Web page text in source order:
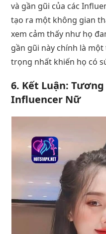
và gần gũi của các
tạo ra một không gian
xem cảm thấy như họ
gần gũi này chính là
trọng nhất khiến họ có
6. Kết Luận: Tương
Influencer Nữ